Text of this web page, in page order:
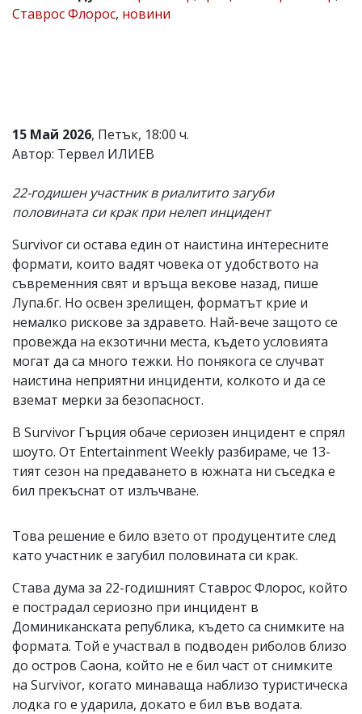
Коментарите
редакцията
не
носи
за
тях!
Ако
обиден
за
вас
коментар,
моля
сигнализирайте
ни!
Ставрос Флорос, новини
15 Май 2026, Петък, 18:00 ч.
Автор: Тервел ИЛИЕВ
22-годишен участник в риалитито загуби
половината си крак при нелеп инцидент
Survivor си остава един от наистина интересните
формати, които вадят човека от удобството на
съвременния свят и връща векове назад, пише
Лупа.бг. Но освен зрелищен, форматът крие и
немалко рискове за здравето. Най-вече защото се
провежда на екзотични места, където условията
могат да са много тежки. Но понякога се случват
наистина неприятни инциденти, колкото и да се
вземат мерки за безопасност.
В Survivor Гърция обаче сериозен инцидент е спрял
шоуто. От Entertainment Weekly разбираме, че 13-
тият сезон на предаването в южната ни съседка е
бил прекъснат от излъчване.
Това решение е било взето от продуцентите след
като участник е загубил половината си крак.
Става дума за 22-годишният Ставрос Флорос, който
е пострадал сериозно при инцидент в
Доминиканската република, където са снимките на
формата. Той е участвал в подводен риболов близо
до остров Саона, който не е бил част от снимките
на Survivor, когато минаваща наблизо туристическа
лодка го е ударила, докато е бил във водата.